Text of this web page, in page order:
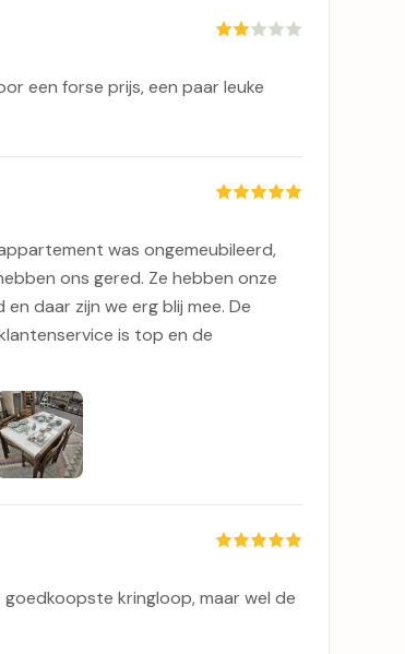
een forse prijs, een paar leuke
was ongemeubileerd,
ons gered. Ze hebben onze
daar zijn we erg blij mee. De
is top en de
kringloop, maar wel de